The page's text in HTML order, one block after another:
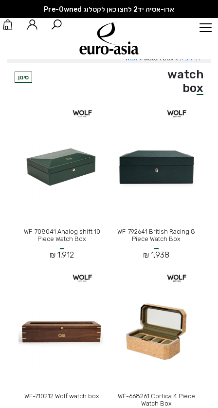
ארו-אסיה יד2 לחצו כאן לקטלוג Pre-Owned
0
דף הבית >
Wolf > watch box
watch
box
סינון
WF-792641 British Racing 8
Piece Watch Box
1,938 ₪
WF-708041 Analog shift 10
Piece Watch Box
1,912 ₪
WF-668261 Cortica 4 Piece
Watch Box
WF-710212 Wolf watch box